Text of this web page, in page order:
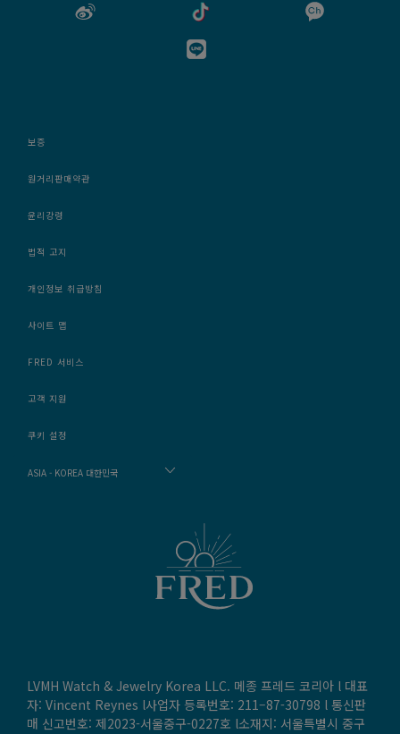
보증
원거리판매약관
윤리강령
법적 고지
개인정보 취급방침
사이트 맵
FRED 서비스
고객 지원
쿠키 설정
ASIA - KOREA 대한민국
LVMH Watch & Jewelry Korea LLC. 메종 프레드 코리아 l 대표
자: Vincent Reynes l사업자 등록번호: 211–87-30798 l 통신판
매 신고번호: 제2023-서울중구-0227호 l소재지: 서울특별시 중구